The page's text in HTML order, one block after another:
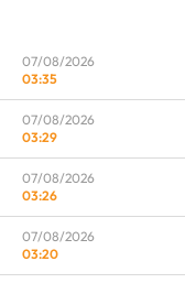
07/08/2026
03:35
07/08/2026
03:29
07/08/2026
03:26
07/08/2026
03:20